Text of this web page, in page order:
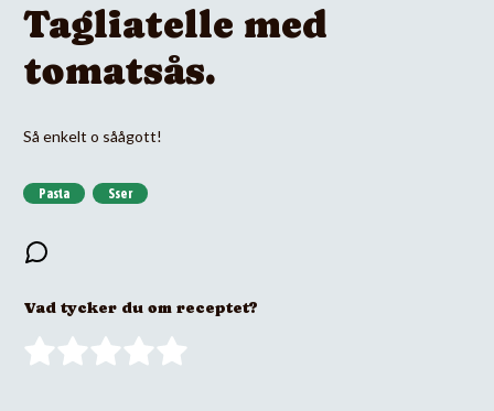
Tagliatelle med
tomatsås.
Så enkelt o såågott!
Pasta Sser
Vad tycker du om receptet?